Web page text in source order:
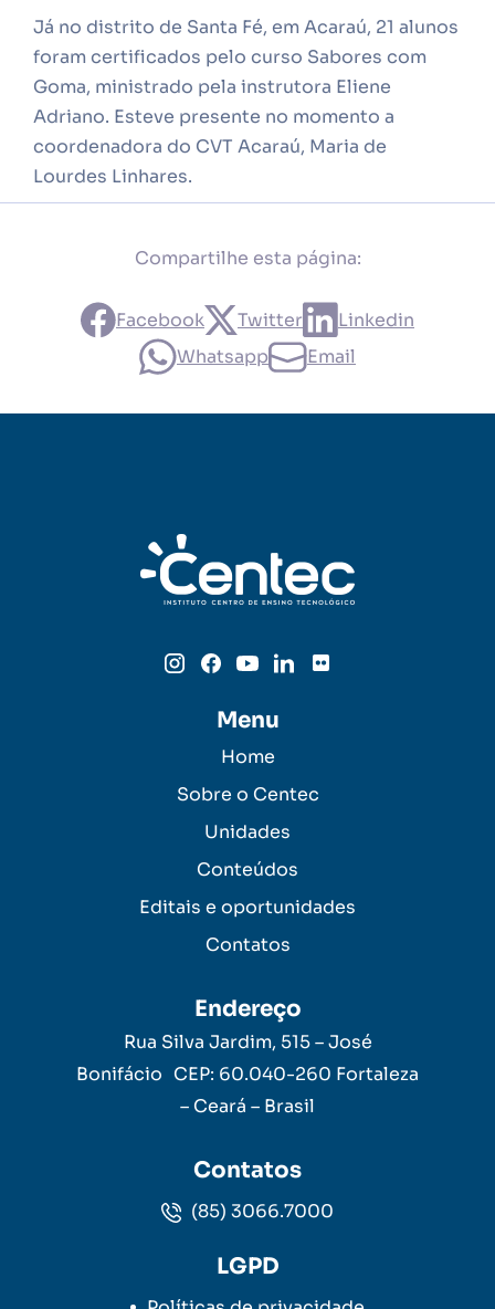
Já no distrito de Santa Fé, em Acaraú, 21 alunos
foram certificados pelo curso Sabores com
Goma, ministrado pela instrutora Eliene
Adriano. Esteve presente no momento a
coordenadora do CVT Acaraú, Maria de
Lourdes Linhares.
Compartilhe esta página:
Facebook Twitter
Linkedin
Whatsapp
Email
Menu
Home
Sobre o Centec
Unidades
Conteúdos
Editais e oportunidades
Contatos
Endereço
Rua Silva Jardim, 515 – José
Bonifácio CEP: 60.040-260 Fortaleza
– Ceará – Brasil
Contatos
(85) 3066.7000
LGPD